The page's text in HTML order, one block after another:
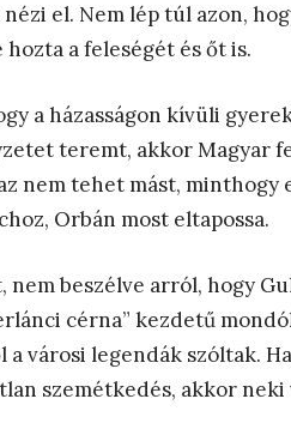
el. Nem lép túl azon,
a feleségét és őt is.
a házasságon kívüli
teremt, akkor Magyar
nem tehet mást, minthogy
Orbán most eltapossa.
beszélve arról, hogy
cérna” kezdetű
városi legendák szóltak.
szemétkedés, akkor neki